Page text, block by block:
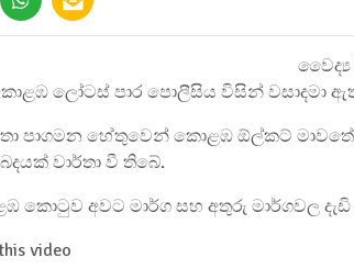
වෛද්‍ය
ලෝටස් පාර පොලීසිය විසින් වසාදමා
පාගමන හේතුවෙන් කොළඹ ඕල්කට්
වාර්තා වී තිබේ.
කොටුව අවට මාර්ග සහ අතුරු මාර්ගවල
video